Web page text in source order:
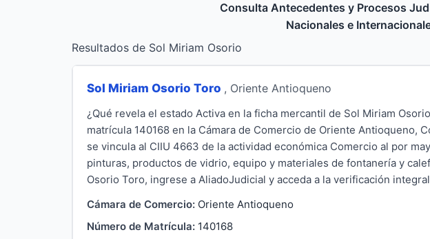
Consulta Antecedentes y Procesos
Nacionales e
Resultados de Sol Miriam Osorio
Sol Miriam Osorio Toro , Oriente Antioqueno
¿Qué revela el estado Activa en la ficha mercantil de Sol Miriam
matrícula 140168 en la Cámara de Comercio de Oriente Antioqueno,
se vincula al CIIU 4663 de la actividad económica Comercio al por
pinturas, productos de vidrio, equipo y materiales de fontanería y
Osorio Toro, ingrese a AliadoJudicial y acceda a la verificación
Cámara de Comercio: Oriente Antioqueno
Número de Matrícula: 140168